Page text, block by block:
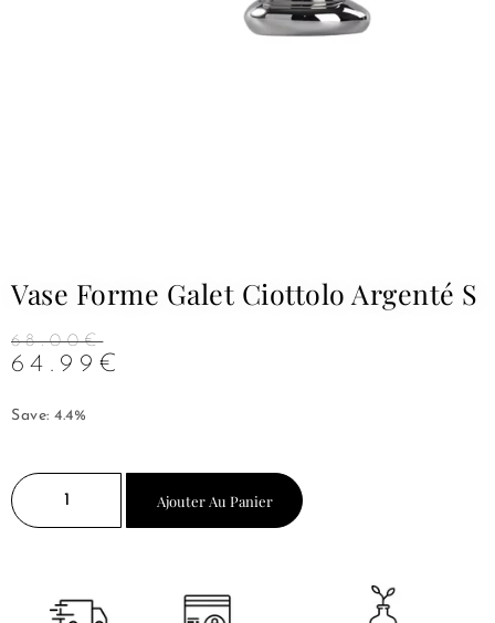
Vase Forme Galet Ciottolo Argenté S
68.00€
64.99 €
Save: 4.4%
Ajouter Au Panier